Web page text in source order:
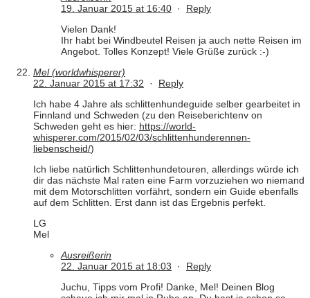
19. Januar 2015 at 16:40 · Reply
Vielen Dank!
Ihr habt bei Windbeutel Reisen ja auch nette Reisen im
Angebot. Tolles Konzept! Viele Grüße zurück :-)
Mel (worldwhisperer)
22. Januar 2015 at 17:32 · Reply
Ich habe 4 Jahre als schlittenhundeguide selber gearbeitet in
Finnland und Schweden (zu den Reiseberichtenv on
Schweden geht es hier: https://world-
whisperer.com/2015/02/03/schlittenhunderennen-
liebenscheid/)
Ich liebe natürlich Schlittenhundetouren, allerdings würde ich
dir das nächste Mal raten eine Farm vorzuziehen wo niemand
mit dem Motorschlitten vorfährt, sondern ein Guide ebenfalls
auf dem Schlitten. Erst dann ist das Ergebnis perfekt.
LG
Mel
Ausreißerin
22. Januar 2015 at 18:03 · Reply
Juchu, Tipps vom Profi! Danke, Mel! Deinen Blog